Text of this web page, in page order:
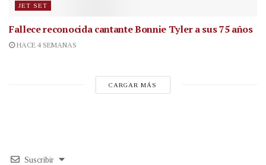
JET SET
Fallece reconocida cantanteBonnie Tyler a sus 75 años
HACE 4 SEMANAS
CARGAR MÁS
Suscribir